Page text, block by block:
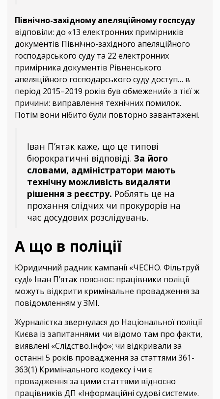
Північно-західному апеляційному госпсуду
відповіли: до «13 електронних примірників
документів Північно-західного апеляційного
господарського суду та 22 електронних
примірника документів Рівненського
апеляційного господарського суду доступ… в
період 2015–2019 років був обмежений» з тієї ж
причини: виправлення технічних помилок.
Потім вони нібито були повторно завантажені.
Іван П’ятак каже, що це типові
бюрократичні відповіді. За його
словами, адміністратори мають
технічну можливість видаляти
рішення з реєстру. Роблять це на
прохання слідчих чи прокурорів на
час досудових розслідувань.
А що в поліції
Юридичний радник кампанії «ЧЕСНО. Фільтруй
суд!» Іван П’ятак пояснює: працівники поліції
можуть відкрити кримінальне провадження за
повідомленням у ЗМІ.
Журналістка звернулася до Національної поліції
Києва із запитаннями: чи відомо там про факти,
виявлені «Слідство.Інфо»; чи відкривали за
останні 5 років провадження за статтями 361-
363(1) Кримінального кодексу і чи є
провадження за цими статтями відносно
працівників ДП «Інформаційні судові системи».